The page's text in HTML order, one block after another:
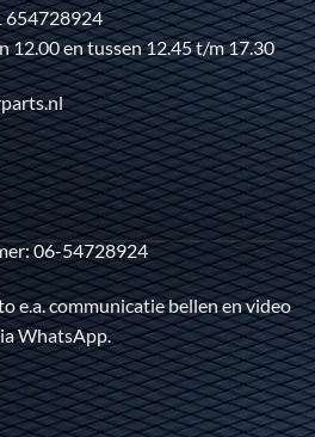
654728924
12.00 en tussen 12.45 t/m 17.30
06-54728924
e.a. communicatie bellen en video
WhatsApp.